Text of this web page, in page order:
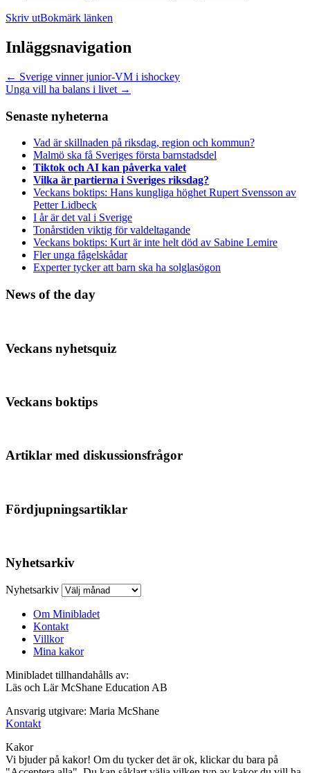
Skriv utBokmärk länken
Inläggsnavigation
← Sverige vinner junior-VM i ishockey
Unga vill ha balans i livet →
Senaste nyheterna
Vad är skillnaden på riksdag, region och kommun?
Malmö ska få Sveriges första barnstadsdel
Tiktok och AI kan påverka valet
Vilka är partierna i Sveriges riksdag?
Veckans boktips: Hans kungliga höghet Rupert Svensson av
Petter Lidbeck
I år är det val i Sverige
Tonårstiden viktig för valdeltagande
Veckans boktips: Kurt är inte helt död av Sabine Lemire
Fler unga fågelskådar
Experter tycker att barn ska ha solglasögon
News of the day
Veckans nyhetsquiz
Veckans boktips
Artiklar med diskussionsfrågor
Fördjupningsartiklar
Nyhetsarkiv
Nyhetsarkiv
Om Minibladet
Kontakt
Villkor
Mina kakor
Minibladet tillhandahålls av:
Läs och Lär McShane Education AB
Ansvarig utgivare: Maria McShane
Kontakt
Kakor
Vi bjuder på kakor! Om du tycker det är ok, klickar du bara på